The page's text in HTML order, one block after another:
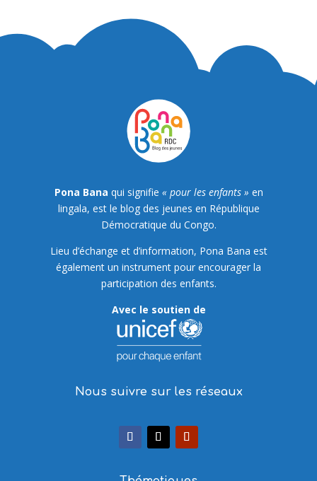
Pona Bana qui signifie « pour les enfants » en
lingala, est le blog des jeunes en République
Démocratique du Congo.
Lieu d’échange et d’information, Pona Bana est
également un instrument pour encourager la
participation des enfants.
Avec le soutien de
Nous suivre sur les réseaux